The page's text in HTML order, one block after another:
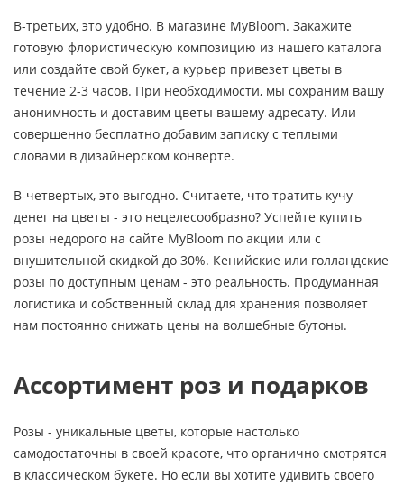
В-третьих, это удобно. В магазине MyBloom. Закажите
готовую флористическую композицию из нашего каталога
или создайте свой букет, а курьер привезет цветы в
течение 2-3 часов. При необходимости, мы сохраним вашу
анонимность и доставим цветы вашему адресату. Или
совершенно бесплатно добавим записку с теплыми
словами в дизайнерском конверте.
В-четвертых, это выгодно. Считаете, что тратить кучу
денег на цветы - это нецелесообразно? Успейте купить
розы недорого на сайте MyBloom по акции или с
внушительной скидкой до 30%. Кенийские или голландские
розы по доступным ценам - это реальность. Продуманная
логистика и собственный склад для хранения позволяет
нам постоянно снижать цены на волшебные бутоны.
Ассортимент роз и подарков
Розы - уникальные цветы, которые настолько
самодостаточны в своей красоте, что органично смотрятся
в классическом букете. Но если вы хотите удивить своего